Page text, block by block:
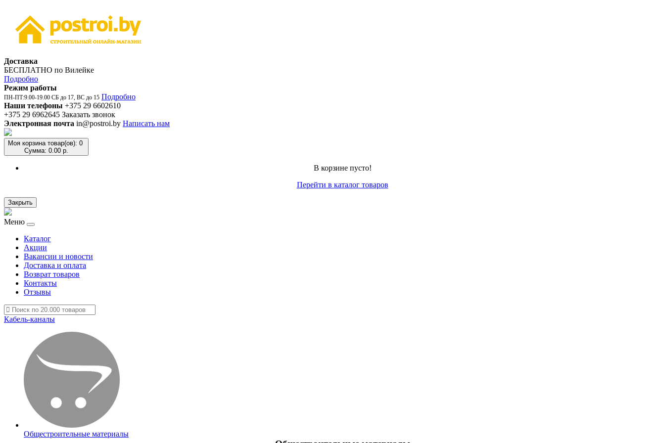
Доставка
БЕСПЛАТНО по Вилейке
Подробно
Режим работы
ПН-ПТ:9.00-19.00 СБ до 17, ВС до 15 Подробно
Наши телефоны +375 29 6602610
+375 29 6962645 Заказать звонок
Электронная почта in@postroi.by Написать нам
Моя корзина товар(ов): 0
Сумма: 0.00 р.
В корзине пусто!
Перейти в каталог товаров
Закрыть
Меню
Каталог
Акции
Вакансии и новости
Доставка и оплата
Возврат товаров
Контакты
Отзывы
Кабель-каналы
Общестроительные материалы